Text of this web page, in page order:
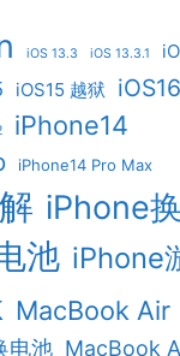
iOS 13.3 iOS 13.3.1
iOS15 越狱 iOS16
iPhone14
iPhone14 Pro Max
iPhone
池 iPhone
MacBook Air
电池 MacBook